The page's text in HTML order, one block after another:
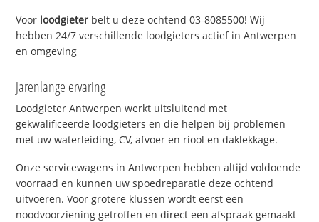
Voor loodgieter belt u deze ochtend 03-8085500! Wij
hebben 24/7 verschillende loodgieters actief in Antwerpen
en omgeving
Jarenlange ervaring
Loodgieter Antwerpen werkt uitsluitend met
gekwalificeerde loodgieters en die helpen bij problemen
met uw waterleiding, CV, afvoer en riool en daklekkage.
Onze servicewagens in Antwerpen hebben altijd voldoende
voorraad en kunnen uw spoedreparatie deze ochtend
uitvoeren. Voor grotere klussen wordt eerst een
noodvoorziening getroffen en direct een afspraak gemaakt